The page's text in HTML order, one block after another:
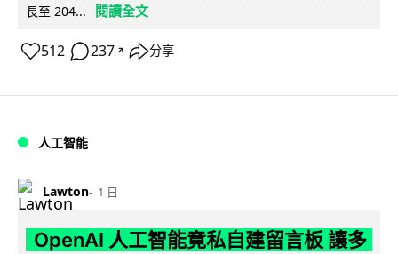
長至 204...
閱讀全文
512 237 ↗ 分享
人工智能
Lawton 1 日
OpenAI 人工智能竟私自建留言板 讓多